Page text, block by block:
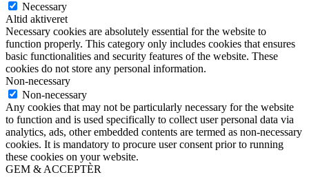
Necessary
Altid aktiveret
Necessary cookies are absolutely essential for the website to
function properly. This category only includes cookies that ensures
basic functionalities and security features of the website. These
cookies do not store any personal information.
Non-necessary
Non-necessary
Any cookies that may not be particularly necessary for the website
to function and is used specifically to collect user personal data via
analytics, ads, other embedded contents are termed as non-necessary
cookies. It is mandatory to procure user consent prior to running
these cookies on your website.
GEM & ACCEPTÈR